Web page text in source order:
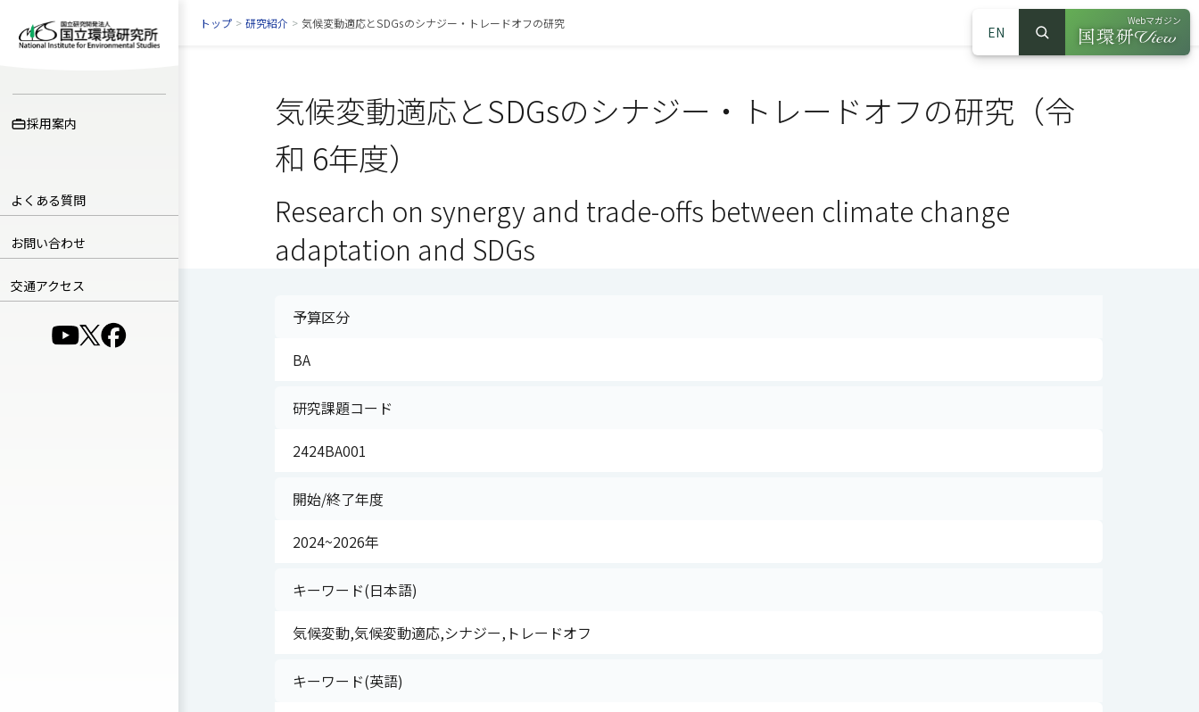
採用案内
よくある質問
お問い合わせ
交通アクセス
（別ウインドウで開きます）
（別ウインドウで開きます）
（別ウインドウで開きます）
EN
サイト内検索
検索
Webマガジン
（別ウインドウ
トップ > 研究紹介 > 気候変動適応とSDGsのシナジー・トレードオフの研究
気候変動適応とSDGsのシナジー・トレードオフの研究（令
和 6年度）
Research on synergy and trade-offs between climate change
adaptation and SDGs
予算区分
BA
研究課題コード
2424BA001
開始/終了年度
2024~2026年
キーワード(日本語)
気候変動,気候変動適応,シナジー,トレードオフ
キーワード(英語)